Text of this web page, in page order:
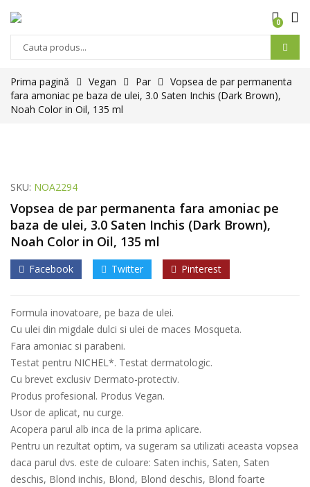
0
Prima pagină Vegan Par
Vopsea de par permanenta
fara amoniac pe baza de ulei, 3.0 Saten Inchis (Dark Brown),
Noah Color in Oil, 135 ml
SKU: NOA2294
Vopsea de par permanenta fara amoniac pe
baza de ulei, 3.0 Saten Inchis (Dark Brown),
Noah Color in Oil, 135 ml
Facebook Twitter Pinterest
Formula inovatoare, pe baza de ulei.
Cu ulei din migdale dulci si ulei de maces Mosqueta.
Fara amoniac si parabeni.
Testat pentru NICHEL*. Testat dermatologic.
Cu brevet exclusiv Dermato-protectiv.
Produs profesional. Produs Vegan.
Usor de aplicat, nu curge.
Acopera parul alb inca de la prima aplicare.
Pentru un rezultat optim, va sugeram sa utilizati aceasta vopsea
daca parul dvs. este de culoare: Saten inchis, Saten, Saten
deschis, Blond inchis, Blond, Blond deschis, Blond foarte